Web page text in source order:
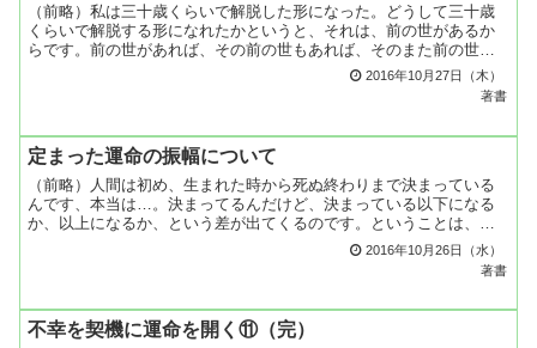
（前略）私は三十歳くらいで解脱した形になった。どうして三十歳
くらいで解脱する形になれたかというと、それは、前の世があるか
らです。前の世があれば、その前の世もあれば、そのまた前の世も
あれば、その前の世、その前の世……と、ズーッとあるわけなん
2016年10月27日（木）
著書
定まった運命の振幅について
（前略）人間は初め、生まれた時から死ぬ終わりまで決まっている
んです、本当は…。決まってるんだけど、決まっている以下になる
か、以上になるか、という差が出てくるのです。ということは、丸
なら丸で決まっている。三角に生きる人は、三角に決まってい
2016年10月26日（水）
著書
不幸を契機に運命を開く⑪（完）